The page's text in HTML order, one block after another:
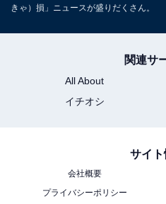
きゃ）損」ニュースが盛りだくさん。
関連サ
All About
イチオシ
サイト
会社概要
プライバシーポリシー